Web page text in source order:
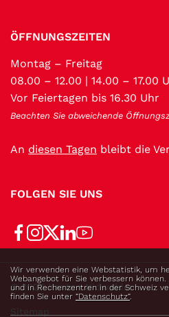
ÖFFNUNGSZEITEN
Montag – Freitag
08.00 – 12.00 | 14.00 – 17.00
Vor Feiertagen bis 16.30 Uhr
Beachten Sie abweichende
An diesen Tagen bleibt die
FOLGEN SIE UNS
© 2026 Kanton Nidwalden
Toolbar
Sitemap
Webstatistik
Wir verwenden eine Webstatistik, um
Webangebot für Sie verbessern
und in Rechenzentren in der Schweiz
finden Sie unter “Datenschutz“.